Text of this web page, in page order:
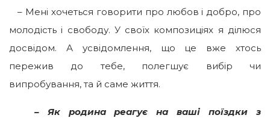
– Мені хочеться говорити про любов і добро, про
молодість і свободу. У своїх композиціях я ділюся
досвідом. А усвідомлення, що це вже хтось
пережив до тебе, полегшує вибір чи
випробування, та й саме життя.
– Як родина реагує на ваші поїздки з